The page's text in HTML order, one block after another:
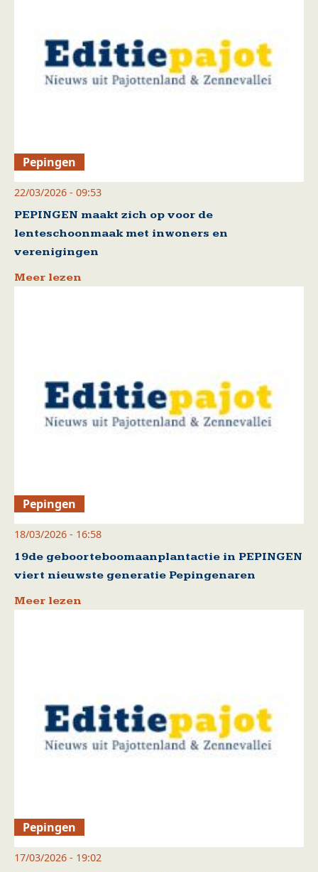
Pepingen
22/03/2026 - 09:53
PEPINGEN maakt zich op voor de
lenteschoonmaak met inwoners en
verenigingen
Meer lezen
Pepingen
18/03/2026 - 16:58
19de geboorteboomaanplantactie in PEPINGEN
viert nieuwste generatie Pepingenaren
Meer lezen
Pepingen
17/03/2026 - 19:02